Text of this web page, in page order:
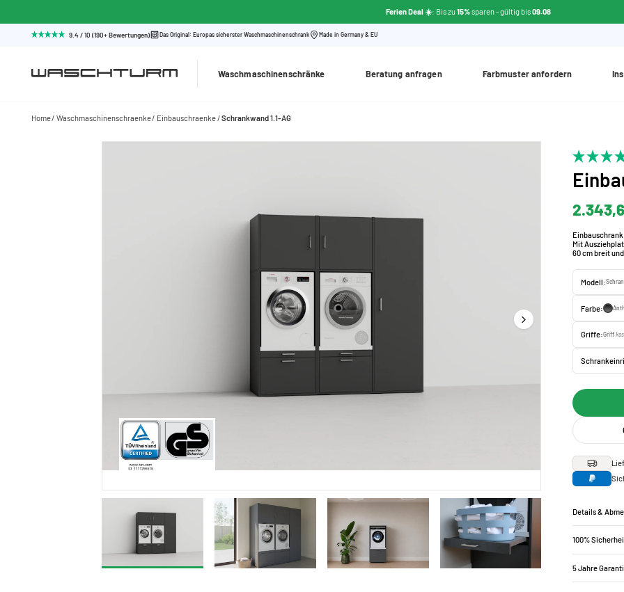
Ferien Deal ☀️: Bis zu15%sparen - gültig bis09.08
9.4 / 10 (190+ Bewertungen) Das Original: Europas sicherster Waschmaschinenschrank Made in Germany & EU
Waschmaschinenschränke Beratung anfragen Farbmuster anfordern
Home Waschmaschinenschraenke Einbauschraenke Schrankwand 1.1-AG
Mit
60 cm breit
Modell:
Farbe:
Griffe:Griff
Details &
100%
5 Jahre